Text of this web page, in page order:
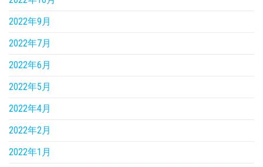
2022年9月
2022年7月
2022年6月
2022年5月
2022年4月
2022年2月
2022年1月